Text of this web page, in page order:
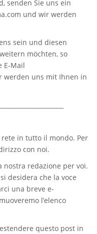
senden Sie uns ein
und wir werden
sein und diesen
möchten, so
E-Mail
werden uns mit Ihnen in
in tutto il mondo. Per
con noi.
nostra redazione per voi.
desidera che la voce
una breve e-
l’elenco
questo post in